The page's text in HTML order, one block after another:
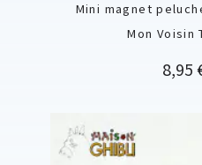
Mini magnet
Mon Voisin
Prix
8,95